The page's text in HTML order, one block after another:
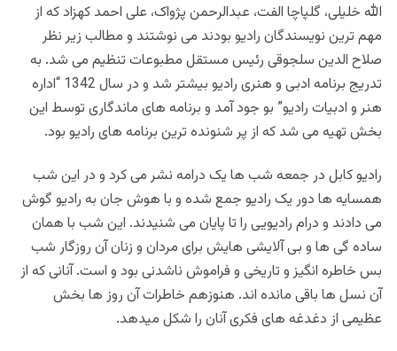
الله خلیلی، گلپاچا الفت، عبدالرحمن پژواک، علی احمد کهزاد که از
مهم ترین نویسندگان رادیو بودند می نوشتند و مطالب زیر نظر
صلاح الدین سلجوقی رئیس مستقل مطبوعات تنظیم می شد. به
تدریج برنامه ادبی و هنری رادیو بیشتر شد و در سال 1342 “اداره
هنر و ادبیات رادیو” بو جود آمد و برنامه های ماندگاری توسط این
بخش تهیه می شد که از پر شنونده ترین برنامه های رادیو بود.
رادیو کابل در جمعه شب ها یک درامه نشر می کرد و در این شب
همسایه ها دور یک رادیو جمع شده و با هوش جان به رادیو گوش
می دادند و درام رادیویی را تا پایان می شنیدند. این شب با همان
ساده گی ها و بی آلایشی هایش برای مردان و زنان آن روزگار شب
بس خاطره انگیز و تاریخی و فراموش ناشدنی بود و است. آنانی که از
آن نسل ها باقی مانده اند. هنوزهم خاطرات آن روز ها بخش
عظیمی از دغدغه های فکری آنان را شکل میدهد.